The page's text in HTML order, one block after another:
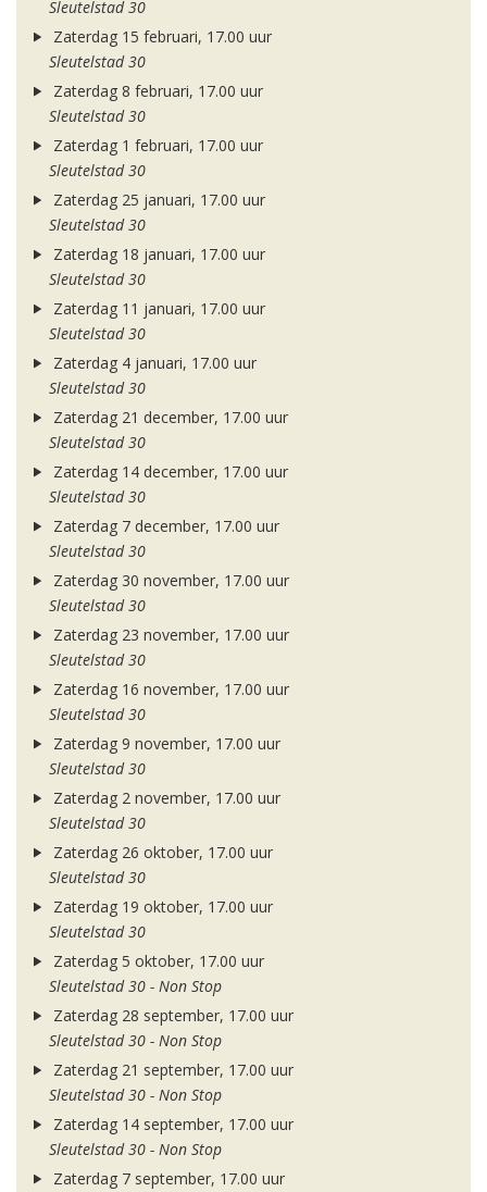
Sleutelstad 30
Zaterdag 15 februari, 17.00 uur
Sleutelstad 30
Zaterdag 8 februari, 17.00 uur
Sleutelstad 30
Zaterdag 1 februari, 17.00 uur
Sleutelstad 30
Zaterdag 25 januari, 17.00 uur
Sleutelstad 30
Zaterdag 18 januari, 17.00 uur
Sleutelstad 30
Zaterdag 11 januari, 17.00 uur
Sleutelstad 30
Zaterdag 4 januari, 17.00 uur
Sleutelstad 30
Zaterdag 21 december, 17.00 uur
Sleutelstad 30
Zaterdag 14 december, 17.00 uur
Sleutelstad 30
Zaterdag 7 december, 17.00 uur
Sleutelstad 30
Zaterdag 30 november, 17.00 uur
Sleutelstad 30
Zaterdag 23 november, 17.00 uur
Sleutelstad 30
Zaterdag 16 november, 17.00 uur
Sleutelstad 30
Zaterdag 9 november, 17.00 uur
Sleutelstad 30
Zaterdag 2 november, 17.00 uur
Sleutelstad 30
Zaterdag 26 oktober, 17.00 uur
Sleutelstad 30
Zaterdag 19 oktober, 17.00 uur
Sleutelstad 30
Zaterdag 5 oktober, 17.00 uur
Sleutelstad 30 - Non Stop
Zaterdag 28 september, 17.00 uur
Sleutelstad 30 - Non Stop
Zaterdag 21 september, 17.00 uur
Sleutelstad 30 - Non Stop
Zaterdag 14 september, 17.00 uur
Sleutelstad 30 - Non Stop
Zaterdag 7 september, 17.00 uur